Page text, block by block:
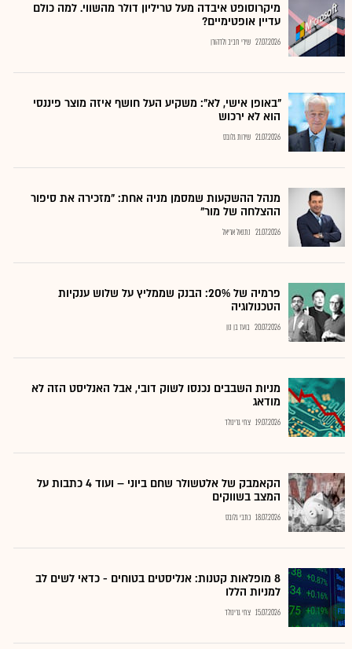
מיקרוסופט איבדה מעל טריליון דולר מהשווי. למה כולם
עדיין אופטימיים?
27.07.2026 שירי חביב ולדהורן
"באופן אישי, לא": משקיע העל חושף איזה מוצר פיננסי
הוא לא ירכוש
21.07.2026 שירות גלובס
מנהל ההשקעות שמסמן מניה אחת: "מזכירה את סיפור
ההצלחה של מור"
21.07.2026 נתנאל אריאל
פרמיה של 20%: הבנק שממליץ על שלוש ענקיות
הטכנולוגיה
20.07.2026 בועז בן נון
מניות השבבים נכנסו לשוק דובי, אבל האנליסט הזה לא
מודאג
19.07.2026 צחי גרינולד
הקאמבק של אלטשולר שחם ביוני – ועוד 4 כתבות על
המצב בשווקים
18.07.2026 כתבי גלובס
8 מופלאות קטנות: אנליסטים בטוחים - כדאי לשים לב
למניות הללו
15.07.2026 צחי גרינולד